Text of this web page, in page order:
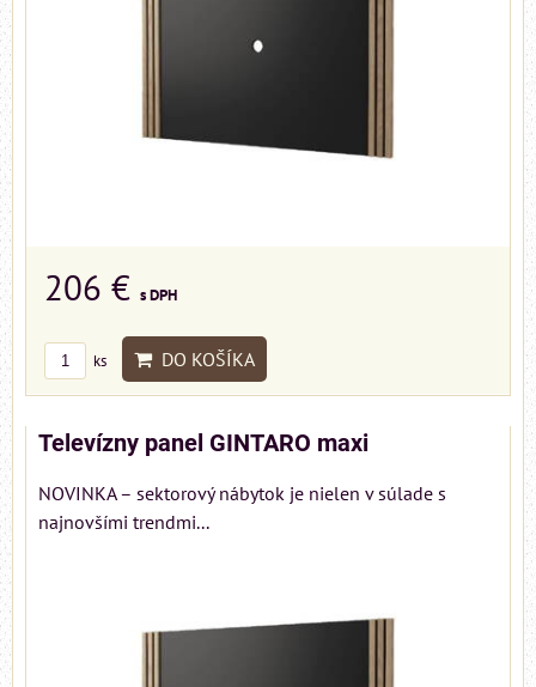
206 € s DPH
ks DO KOŠÍKA
Televízny panel GINTARO maxi
NOVINKA – sektorový nábytok je nielen v súlade s
najnovšími trendmi...